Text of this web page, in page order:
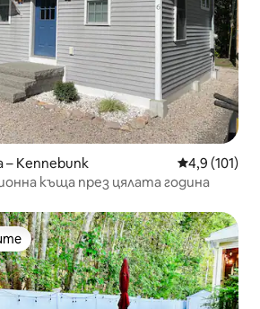
– Kennebunk Средна
4,9 (101)
къща през цялата година
на гостите